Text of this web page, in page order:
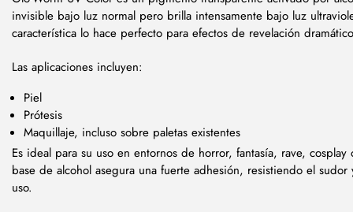
invisible bajo luz normal pero brilla intensamente bajo luz
característica lo hace perfecto para efectos de revelación
Las aplicaciones incluyen:
Piel
Prótesis
Maquillaje, incluso sobre paletas existentes
Es ideal para su uso en entornos de horror, fantasía, rave, cosplay
base de alcohol asegura una fuerte adhesión, resistiendo el sudor
uso.